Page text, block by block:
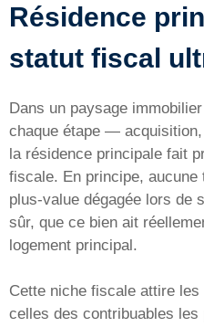
Résidence
statut fiscal
Dans un paysage
chaque étape —
la résidence principale fait
fiscale. En principe, aucune
plus-value dégagée lors de
sûr, que ce bien ait
logement principal.
Cette niche fiscale attire
celles des contribuables